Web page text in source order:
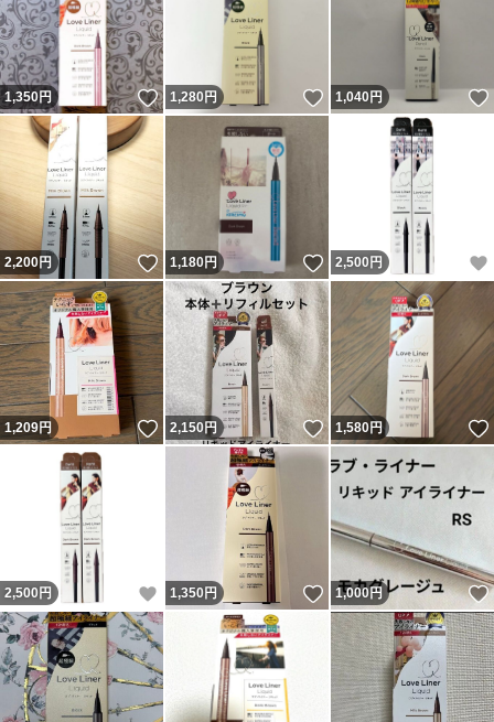
1,350円 いいね！
1,280円 いいね！
1,040円
2,200円 いいね！
1,180円 いいね！
2,500 円
1,209円 いいね！
2,150円 いいね！
1,580円
2,500 円 いいね！
1,350円 いいね！
1,000円